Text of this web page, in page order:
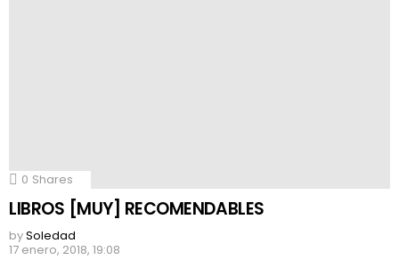
0 Shares
LIBROS [MUY] RECOMENDABLES
bySoledad
17 enero, 2018, 19:08